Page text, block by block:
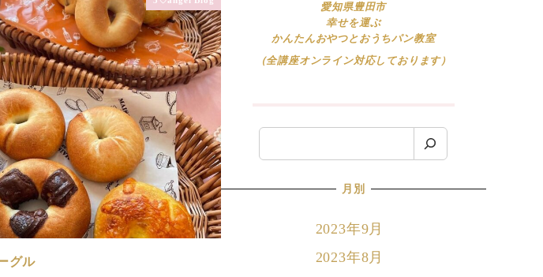
グル
愛知県豊田市
幸せを運ぶ
かんたんおやつとおうちパン教室
（全講座オンライン対応しております）
索
月別
2023年9月
2023年8月